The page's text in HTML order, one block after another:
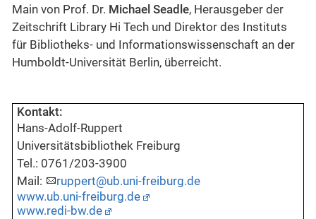
Main von Prof. Dr. Michael Seadle, Herausgeber der
Zeitschrift Library Hi Tech und Direktor des Instituts
für Bibliotheks- und Informationswissenschaft an der
Humboldt-Universität Berlin, überreicht.
Kontakt:
Hans-Adolf-Ruppert
Universitätsbibliothek Freiburg
Tel.: 0761/203-3900
Mail:
ruppert@ub.uni-freiburg.de
www.ub.uni-freiburg.de
www.redi-bw.de